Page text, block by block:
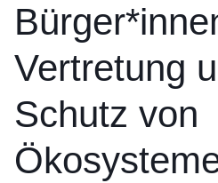
Vertretung
Schutz von